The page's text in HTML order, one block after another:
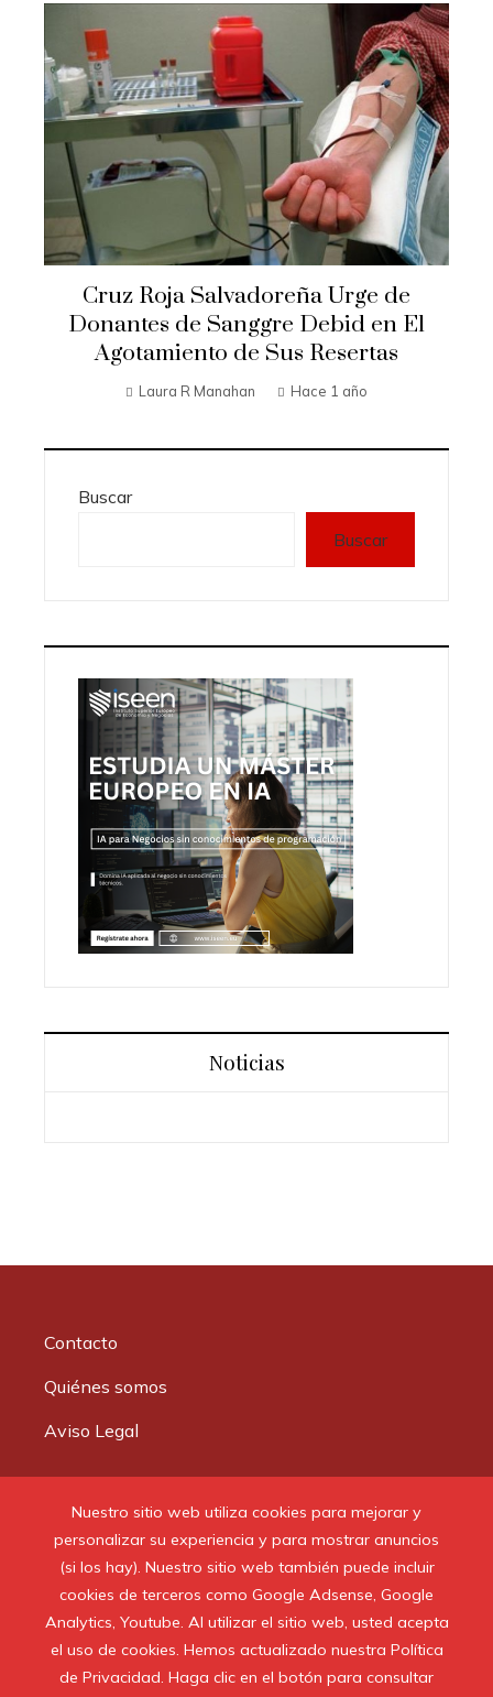
Nuestro sitio web utiliza cookies para mejorar y
personalizar su experiencia y para mostrar anuncios
(si los hay). Nuestro sitio web también puede incluir
cookies de terceros como Google Adsense, Google
Analytics, Youtube. Al utilizar el sitio web, usted acepta
el uso de cookies. Hemos actualizado nuestra Política
de Privacidad. Haga clic en el botón para consultar
Cruz Roja Salvadoreña Urge de
Donantes de Sanggre Debid en El
Agotamiento de Sus Resertas
Laura R Manahan Hace 1 año
Buscar
Buscar
Noticias
Contacto
Quiénes somos
Aviso Legal
© 2020 Todos los derechos reservados.